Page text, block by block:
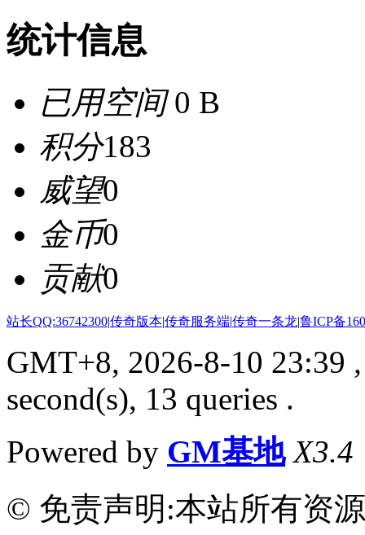
统计信息
已用空间0 B
积分183
威望0
金币0
贡献0
站长QQ:36742300|传奇版本|传奇服务端|传奇一条龙|鲁ICP备
GMT+8, 2026-8-10 23:39
second(s), 13 queries .
Powered by GM基地 X3.4
© 免责声明:本站所有资